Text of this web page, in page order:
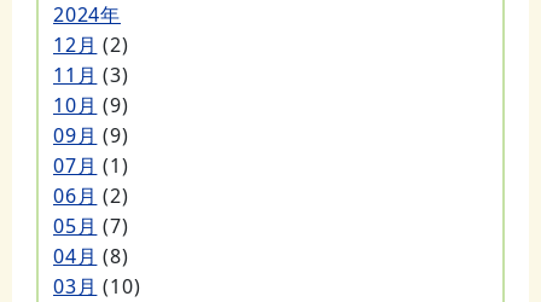
2024年
12月 (2)
11月 (3)
10月 (9)
09月 (9)
07月 (1)
06月 (2)
05月 (7)
04月 (8)
03月 (10)